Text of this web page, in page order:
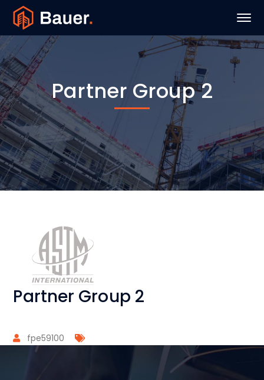
Partner Group 2
Partner Group 2
fpe59100